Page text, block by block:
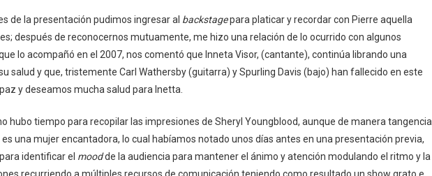
de la presentación pudimos ingresar al backstagepara platicar y recordar con Pierre aquella
después de reconocernos mutuamente, me hizo una relación de lo ocurrido con algunos
lo acompañó en el 2007, nos comentó que Inneta Visor, (cantante), continúa librando una
salud y que, tristemente Carl Wathersby (guitarra) y Spurling Davis (bajo) han fallecido en este
y deseamos mucha salud para Inetta.
hubo tiempo para recopilar las impresiones de Sheryl Youngblood, aunque de manera tangencial
una mujer encantadora, lo cual habíamos notado unos días antes en una presentación previa,
identificar el moodde la audiencia para mantener el ánimo y atención modulando el ritmo y la